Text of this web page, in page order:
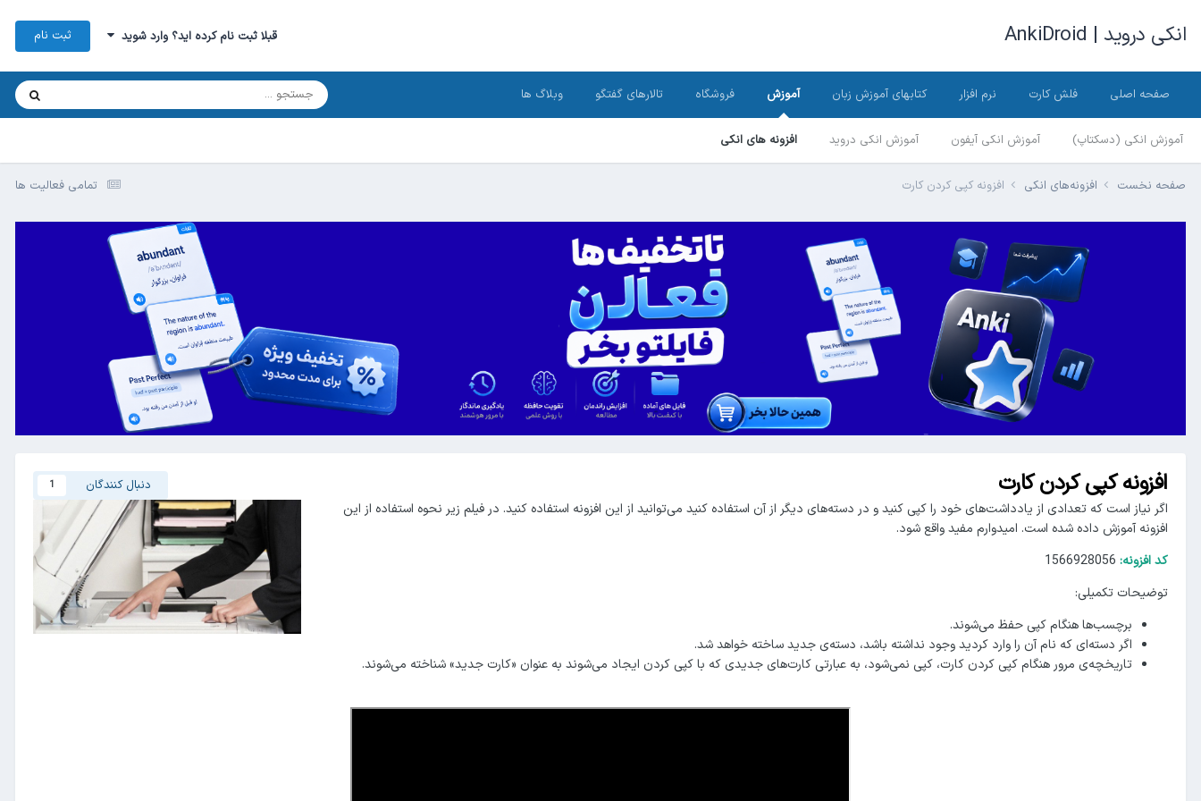
انکی دروید | AnkiDroid قبلا ثبت نام کرده اید؟ وارد شوید ثبت نام
صفحه اصلی فلش کارت نرم افزار کتابهای آموزش زبان آموزش
آموزش انکی (دسکتاپ) آموزش انکی آیفون آموزش انکی دروید افزونه های انکی
فروشگاه تالارهای گفتگو وبلاگ ها
تمامی فعالیت ها صفحه نخست افزونه‌های انکی افزونه کپی کردن کارت
دنبال کنندگان 1 افزونه کپی کردن کارت
اگر نیاز است که تعدادی از یادداشت‌های خود را کپی کنید و در دسته‌‌های دیگر از آن استفاده کنید می‌توانید از این افزونه استفاده کنید. در فیلم زیر نحوه استفاده از این
افزونه آموزش داده شده است. امیدوارم مفید واقع شود.
کد افزونه: 1566928056
توضیحات تکمیلی:
برچسب‌ها هنگام کپی حفظ می‌شوند.
اگر دسته‌ای که نام آن را وارد کردید وجود نداشته باشد، دسته‌ی جدید ساخته خواهد شد.
تاریخچه‌ی مرور هنگام کپی کردن کارت، کپی نمی‌شود، به عبارتی کارت‌های جدیدی که با کپی کردن ایجاد می‌شوند به عنوان «کارت جدید» شناخته می‌شوند.